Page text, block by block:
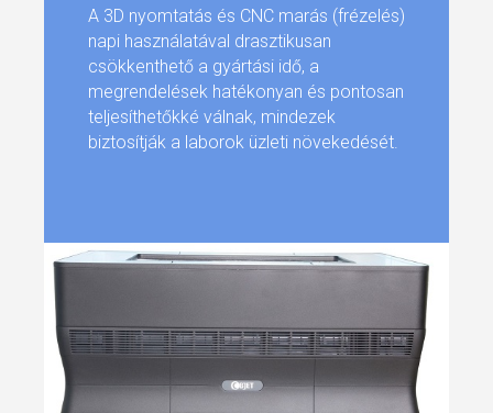
A 3D nyomtatás és CNC marás (frézelés)
napi használatával drasztikusan
csökkenthető a gyártási idő, a
megrendelések hatékonyan és pontosan
teljesíthetőkké válnak, mindezek
biztosítják a laborok üzleti növekedését.